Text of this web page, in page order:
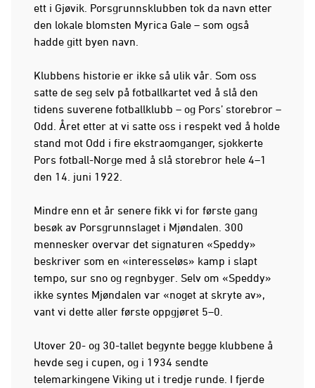
ett i Gjøvik. Porsgrunnsklubben tok da navn etter
den lokale blomsten Myrica Gale – som også
hadde gitt byen navn.
Klubbens historie er ikke så ulik vår. Som oss
satte de seg selv på fotballkartet ved å slå den
tidens suverene fotballklubb – og Pors’ storebror –
Odd. Året etter at vi satte oss i respekt ved å holde
stand mot Odd i fire ekstraomganger, sjokkerte
Pors fotball-Norge med å slå storebror hele 4–1
den 14. juni 1922.
Mindre enn et år senere fikk vi for første gang
besøk av Porsgrunnslaget i Mjøndalen. 300
mennesker overvar det signaturen «Speddy»
beskriver som en «interesseløs» kamp i slapt
tempo, sur sno og regnbyger. Selv om «Speddy»
ikke syntes Mjøndalen var «noget at skryte av»,
vant vi dette aller første oppgjøret 5–0.
Utover 20- og 30-tallet begynte begge klubbene å
hevde seg i cupen, og i 1934 sendte
telemarkingene Viking ut i tredje runde. I fjerde